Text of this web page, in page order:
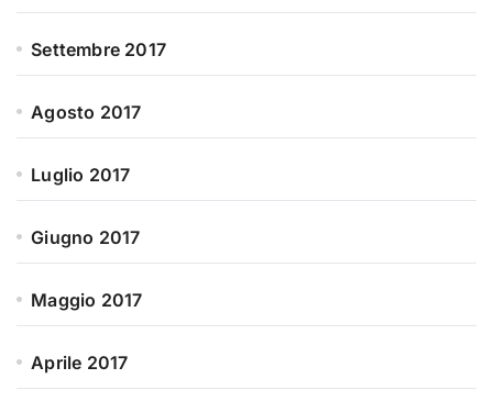
Settembre 2017
Agosto 2017
Luglio 2017
Giugno 2017
Maggio 2017
Aprile 2017